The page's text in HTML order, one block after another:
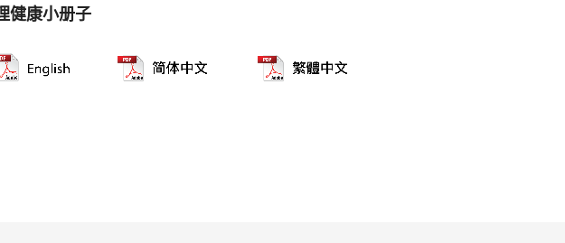
健康小册子